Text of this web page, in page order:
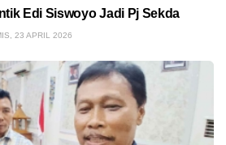
Edi Siswoyo Jadi Pj Sekda
23 APRIL 2026